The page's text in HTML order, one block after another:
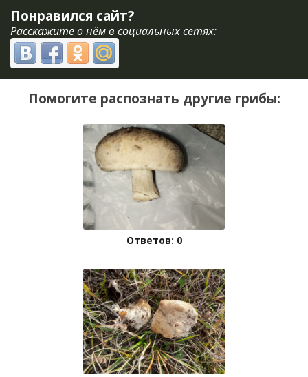
Понравился сайт?
Расскажите о нём в социальных сетях:
Помогите распознать другие грибы:
Ответов: 0